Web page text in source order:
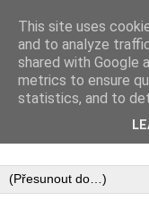
Inspirujte se tím, co
This site uses
and to analyze
shared with Google
metrics to ensure
statistics, and to